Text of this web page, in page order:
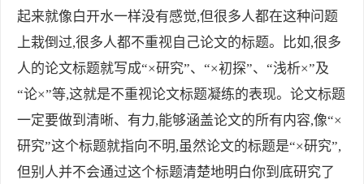
起来就像白开水一样没有感觉,但很多人都在这种问题
上栽倒过,很多人都不重视自己论文的标题。比如,很多
人的论文标题就写成“×研究”、“×初探”、“浅析×”及
“论×”等,这就是不重视论文标题凝练的表现。论文标题
一定要做到清晰、有力,能够涵盖论文的所有内容,像“×
研究”这个标题就指向不明,虽然论文的标题是“×研究”,
但别人并不会通过这个标题清楚地明白你到底研究了